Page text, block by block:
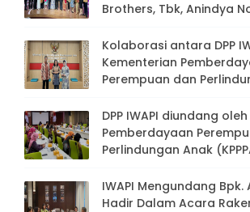
Brothers, Tbk, Anindya
Kolaborasi antara DPP
Kementerian
Perempuan dan
Bakrie & Brothers, Tbk
DPP IWAPI diundang
Pemberdayaan
Perlindungan Anak
Hari Ibu ke-94 tahun
IWAPI Mengundang Bpk.
Hadir Dalam Acara